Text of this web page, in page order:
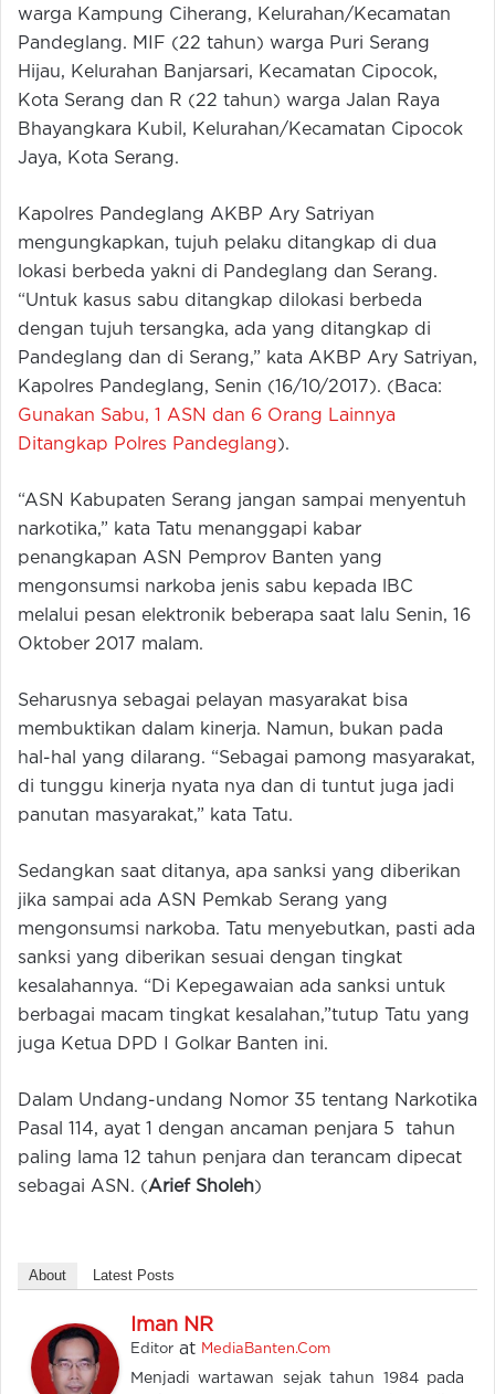
warga Kampung Ciherang, Kelurahan/Kecamatan
Pandeglang. MIF (22 tahun) warga Puri Serang
Hijau, Kelurahan Banjarsari, Kecamatan Cipocok,
Kota Serang dan R (22 tahun) warga Jalan Raya
Bhayangkara Kubil, Kelurahan/Kecamatan Cipocok
Jaya, Kota Serang.
Kapolres Pandeglang AKBP Ary Satriyan
mengungkapkan, tujuh pelaku ditangkap di dua
lokasi berbeda yakni di Pandeglang dan Serang.
“Untuk kasus sabu ditangkap dilokasi berbeda
dengan tujuh tersangka, ada yang ditangkap di
Pandeglang dan di Serang,” kata AKBP Ary Satriyan,
Kapolres Pandeglang, Senin (16/10/2017). (Baca:
Gunakan Sabu, 1 ASN dan 6 Orang Lainnya
Ditangkap Polres Pandeglang).
“ASN Kabupaten Serang jangan sampai menyentuh
narkotika,” kata Tatu menanggapi kabar
penangkapan ASN Pemprov Banten yang
mengonsumsi narkoba jenis sabu kepada lBC
melalui pesan elektronik beberapa saat lalu Senin, 16
Oktober 2017 malam.
Seharusnya sebagai pelayan masyarakat bisa
membuktikan dalam kinerja. Namun, bukan pada
hal-hal yang dilarang. “Sebagai pamong masyarakat,
di tunggu kinerja nyata nya dan di tuntut juga jadi
panutan masyarakat,” kata Tatu.
Sedangkan saat ditanya, apa sanksi yang diberikan
jika sampai ada ASN Pemkab Serang yang
mengonsumsi narkoba. Tatu menyebutkan, pasti ada
sanksi yang diberikan sesuai dengan tingkat
kesalahannya. “Di Kepegawaian ada sanksi untuk
berbagai macam tingkat kesalahan,”tutup Tatu yang
juga Ketua DPD I Golkar Banten ini.
Dalam Undang-undang Nomor 35 tentang Narkotika
Pasal 114, ayat 1 dengan ancaman penjara 5 tahun
paling lama 12 tahun penjara dan terancam dipecat
sebagai ASN. (Arief Sholeh)
About Latest Posts
Iman NR
Editor at MediaBanten.Com
Menjadi wartawan sejak tahun 1984 pada